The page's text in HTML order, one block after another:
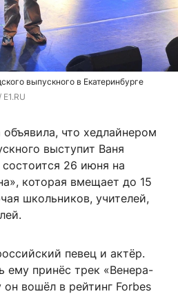
выпускного в Екатеринбурге
что хедлайнером
выступит Ваня
26 июня на
которая вмещает до 15
школьников, учителей,
певец и актёр.
ему принёс трек «Венера-
вошёл в рейтинг Forbes